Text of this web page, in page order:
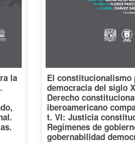
la
El constitucionalismo
democracia del siglo
Derecho
iberoamericano
t. VI: Justicia
Regímenes de
gobernabilidad